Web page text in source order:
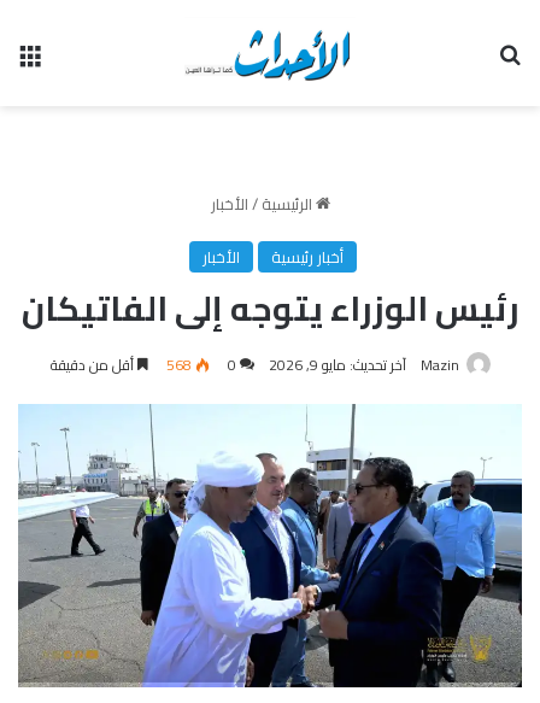
الرئيسية/الأخبار
أخبار رئيسية
الأخبار
رئيس الوزراء يتوجه إلى الفاتيكان
Mazin آخر تحديث: مايو 9, 2026 0
568 أقل من دقيقة